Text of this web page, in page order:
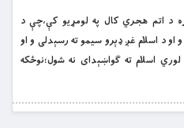
اتم هجري کال په لومړيو کې،چې د
د اسلام غږ ډېرو سيمو ته رسېدلى و او
اسلام ته ګواښېداى نه شول؛نوځکه